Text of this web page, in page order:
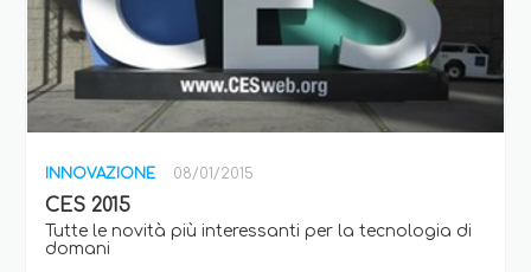
INNOVAZIONE 08/01/2015
CES 2015
Tutte le novità più interessanti per la tecnologia di
domani